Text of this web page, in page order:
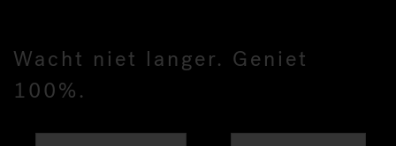
Wacht niet langer. Geniet
100%.